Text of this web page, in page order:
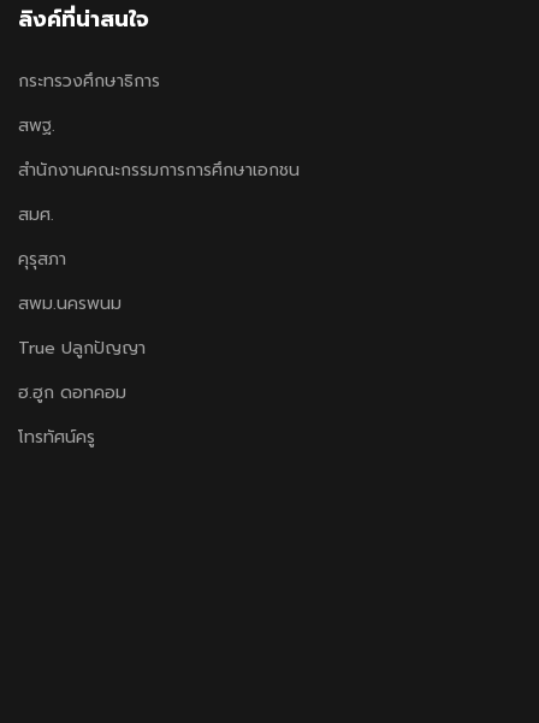
ลิงค์ที่น่าสนใจ
กระทรวงศึกษาธิการ
สพฐ.
สำนักงานคณะกรรมการการศึกษาเอกชน
สมศ.
คุรุสภา
สพม.นครพนม
True ปลูกปัญญา
ฮ.ฮูก ดอทคอม
โทรทัศน์ครู